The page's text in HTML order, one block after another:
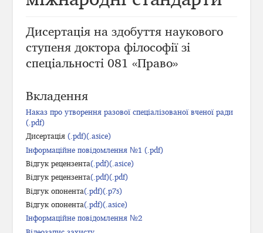
Дисертація на здобуття наукового
ступеня доктора філософії зі
спеціальності 081 «Право»
Вкладення
Наказ про утворення разової спеціалізованої вченої ради
(.pdf)
Дисертація(.pdf)(.asice)
Інформаційне повідомлення №1 (.pdf)
Відгук рецензента(.pdf)(.asice)
Відгук рецензента(.pdf)(.pdf)
Відгук опонента(.pdf)(.p7s)
Відгук опонента(.pdf)(.asice)
Інформаційне повідомлення №2